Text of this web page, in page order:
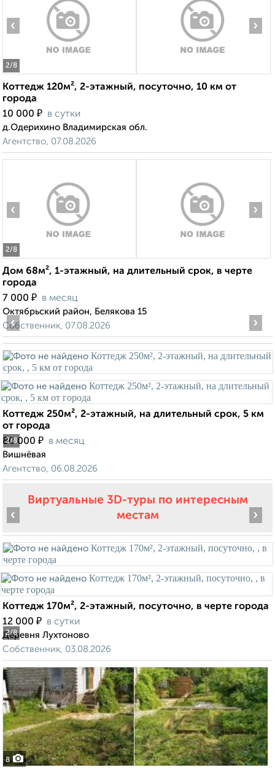
2/8
‹ ›
Коттедж 120м², 2-этажный, посуточно, 10 км от
города
10 000 ₽ в сутки
д.Одерихино Владимирская обл.
Агентство, 07.08.2026
2/8
‹ ›
Дом 68м², 1-этажный, на длительный срок, в черте
города
7 000 ₽ в месяц
Октябрьский район, Белякова 15
Собственник, 07.08.2026
2/8
‹ ›
Коттедж 250м², 2-этажный, на длительный срок, 5 км
от города
80 000 ₽ в месяц
Вишнёвая
Агентство, 06.08.2026
Виртуальные 3D-туры по интересным
местам
2/8
‹ ›
Коттедж 170м², 2-этажный, посуточно, в черте города
12 000 ₽ в сутки
Деревня Лухтоново
Собственник, 03.08.2026
8